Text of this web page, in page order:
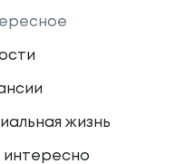
жизнь
интересно